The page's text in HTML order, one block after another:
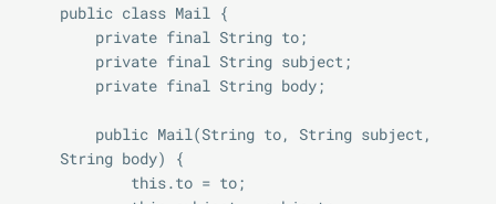
public class Mail {
String body) {